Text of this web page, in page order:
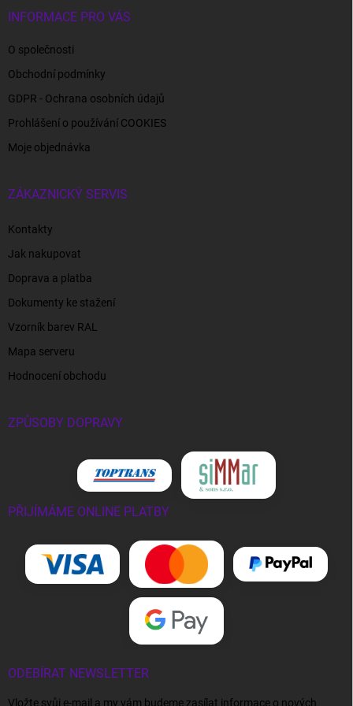
INFORMACE PRO VÁS
O společnosti
Obchodní podmínky
GDPR - Ochrana osobních údajů
Prohlášení o používání COOKIES
Moje objednávka
ZÁKAZNICKÝ SERVIS
Kontakty
Jak nakupovat
Doprava a platba
Dokumenty ke stažení
Vzorník barev RAL
Mapa serveru
Hodnocení obchodu
ZPŮSOBY DOPRAVY
PŘIJÍMÁME ONLINE PLATBY
ODEBÍRAT NEWSLETTER
Vložte svůj e-mail a my vám budeme zasílat informace o nových